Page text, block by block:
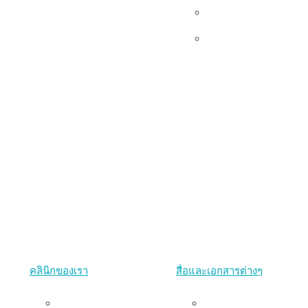
คลินิกของเรา สื่อและเอกสารต่างๆ